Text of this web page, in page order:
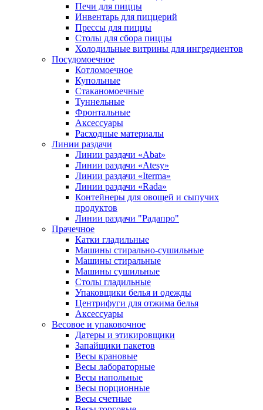
Печи для пиццы
Инвентарь для пиццерий
Прессы для пиццы
Столы для сбора пиццы
Холодильные витрины для ингредиентов
Посудомоечное
Котломоечное
Купольные
Стаканомоечные
Туннельные
Фронтальные
Аксессуары
Расходные материалы
Линии раздачи
Линии раздачи «Abat»
Линии раздачи «Atesy»
Линии раздачи «Iterma»
Линии раздачи «Rada»
Контейнеры для овощей и сыпучих
продуктов
Линии раздачи "Радапро"
Прачечное
Катки гладильные
Машины стирально-сушильные
Машины стиральные
Машины сушильные
Столы гладильные
Упаковщики белья и одежды
Центрифуги для отжима белья
Аксессуары
Весовое и упаковочное
Датеры и этикировщики
Запайщики пакетов
Весы крановые
Весы лабораторные
Весы напольные
Весы порционные
Весы счетные